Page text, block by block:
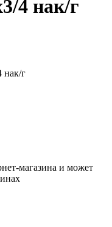
4 нак/г
нак/г
магазина и может